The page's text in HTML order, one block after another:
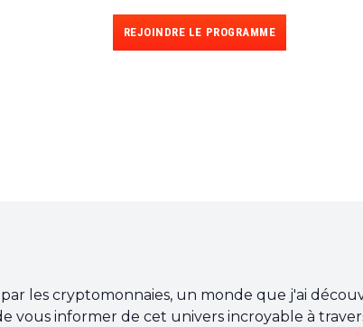
REJOINDRE LE PROGRAMME
par les cryptomonnaies, un monde que j'ai
vous informer de cet univers incroyable à